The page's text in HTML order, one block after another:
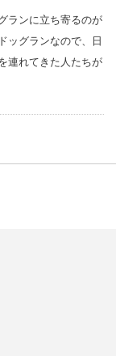
ランに立ち寄るのが
ッグランなので、日
連れてきた人たちが